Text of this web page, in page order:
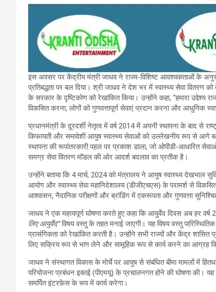
इस अवसर पर केंद्रीय मंत्री जाधव ने राज्य-विशिष्ट आवश्यकताओं के
प्रतिबद्धता पर बल दिया। श्री जाधव ने देश भर में स्वास्थ्य सेवा
के सरकार के दृष्टिकोण को रेखांकित किया। उन्होंने कहा, “हमारा उद्देश्य
विकसित करना, लोगों को गुणवत्तापूर्ण सेवाएं प्रदान करना और आधुनिक
प्रधानमंत्री के दूरदर्शी नेतृत्व में वर्ष 2014 में अपनी स्थापना के बाद से
किफायती और समावेशी आयुष स्वास्थ्य सेवाओं को उल्लेखनीय रूप से आगे
स्थापना की रूपांतरकारी पहल पर प्रकाश डाला, जो ओपीडी-आधारित
समग्र सेवा वितरण मॉडल की ओर आदर्श बदलाव का प्रतीक है।
उन्होंने बताया कि 4 मार्च, 2024 को मंत्रालय ने आयुष स्वास्थ्य देखभाल
आयोग और स्वास्थ्य सेवा महानिदेशालय (डीजीएचएस) के परामर्श से
आश्वासन, नैदानिक ​​परीक्षणों और ब्रांडिंग में एकरूपता और गुणवत्ता
जाधव ने एक महत्वपूर्ण घोषणा करते हुए कहा कि आयुर्वेद दिवस अब हर वर्ष
लिए आयुर्वेद”विषय वस्‍तु के तहत मनाई जाएगी। यह विषय वस्‍तु
प्रासंगिकता को रेखांकित करती है। उन्होंने सभी राज्यों और केंद्र
लिए सक्रिय रूप से भाग लेने और सामूहिक रूप से कार्य करने का आग्रह
जाधव ने संस्थागत विकास के मोर्चे पर आयुष से संबंधित बीमा मामलों में
परियोजना प्रबंधन इकाई (पीएमयू) के प्रचालनगत होने की घोषणा की।
समर्पित इंटरफ़ेस के रूप में कार्य करेगा।